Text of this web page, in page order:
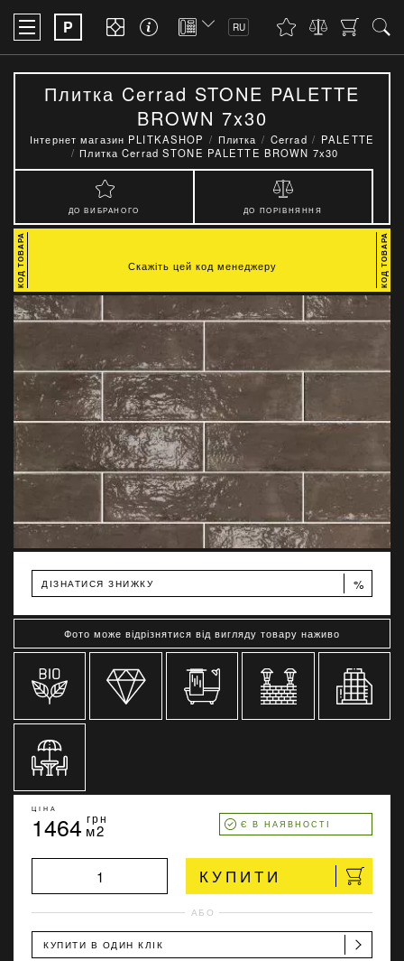
P RU
Плитка Cerrad STONE PALETTE
BROWN 7x30
Інтернет магазин PLITKASHOP Плитка Cerrad
PALETTE
Плитка Cerrad STONE PALETTE BROWN 7x30
ДО ВИБРАНОГО ДО ПОРІВНЯННЯ
ДІЗНАТИСЯ ЗНИЖКУ %
Фото може відрізнятися від вигляду товару наживо
ЦІНА
1464 грн
м2 Є В НАЯВНОСТІ
КУПИТИ
АБО
КУПИТИ В ОДИН КЛІК
Скажіть цей код менеджеру